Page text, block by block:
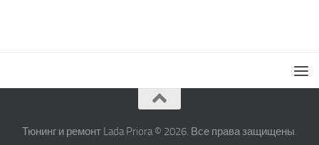
Тюнинг и ремонт Lada Priora © 2026. Все права защищены.